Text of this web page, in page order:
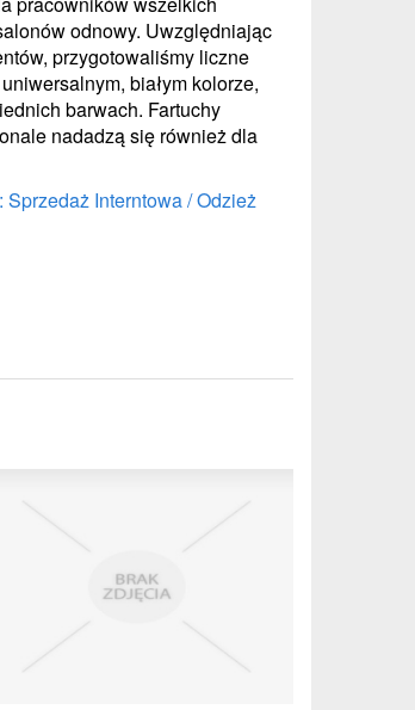
odnowy. Uwzględniając
przygotowaliśmy liczne
białym kolorze,
barwach. Fartuchy
nadadzą się również dla
Sprzedaż Interntowa / Odzież